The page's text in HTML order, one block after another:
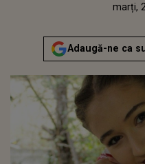
marți,
Adaugă-ne ca